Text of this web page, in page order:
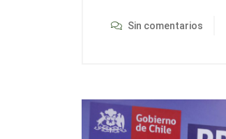
Sin comentarios